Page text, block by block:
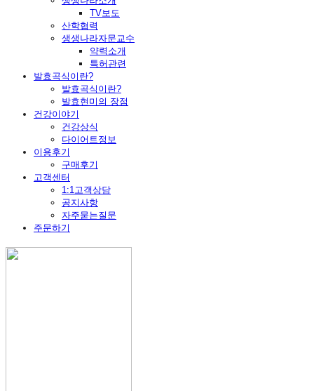
TV보도
산학협력
생생나라자문교수
약력소개
특허관련
발효곡식이란?
발효곡식이란?
발효현미의 장점
건강이야기
건강상식
다이어트정보
이용후기
구매후기
고객센터
1:1고객상담
공지사항
자주묻는질문
주문하기